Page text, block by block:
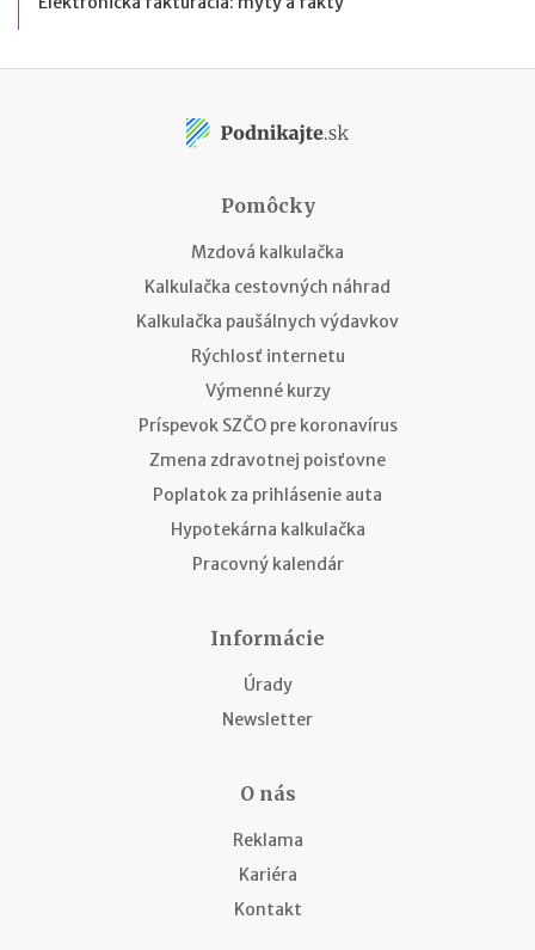
Pomôcky
Mzdová kalkulačka
Kalkulačka cestovných náhrad
Kalkulačka paušálnych výdavkov
Rýchlosť internetu
Výmenné kurzy
Príspevok SZČO pre koronavírus
Zmena zdravotnej poisťovne
Poplatok za prihlásenie auta
Hypotekárna kalkulačka
Pracovný kalendár
Informácie
Úrady
Newsletter
O nás
Reklama
Kariéra
Kontakt